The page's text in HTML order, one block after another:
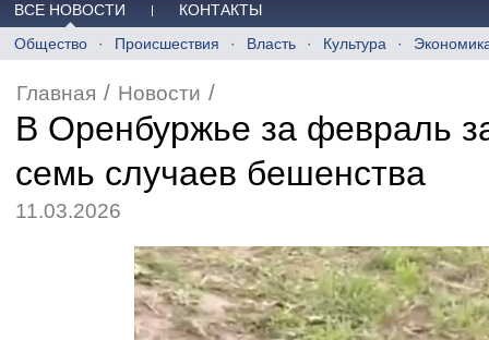
ВСЕ НОВОСТИ
КОНТАКТЫ
Общество
Происшествия Власть Культура
Главная / Новости /
В Оренбуржье за февраль
семь случаев бешенства
11.03.2026